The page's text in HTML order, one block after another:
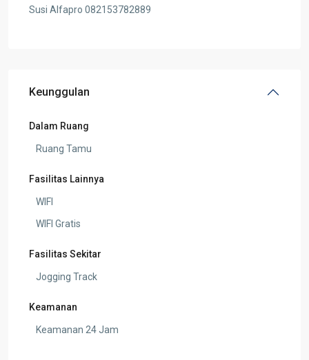
Susi Alfapro 082153782889
Keunggulan
Dalam Ruang
Ruang Tamu
Fasilitas Lainnya
WIFI
WIFI Gratis
Fasilitas Sekitar
Jogging Track
Keamanan
Keamanan 24 Jam